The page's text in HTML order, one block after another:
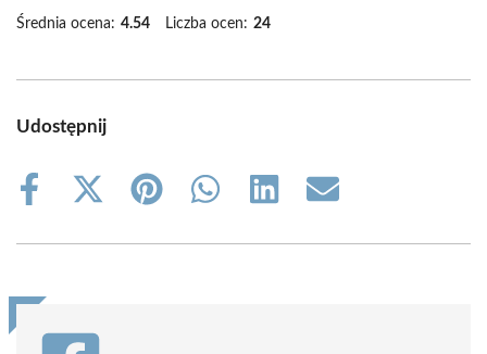
Średnia ocena: 4.54 Liczba ocen: 24
Udostępnij
Share
Share
(Twitter)
Share
Share
Share
Share